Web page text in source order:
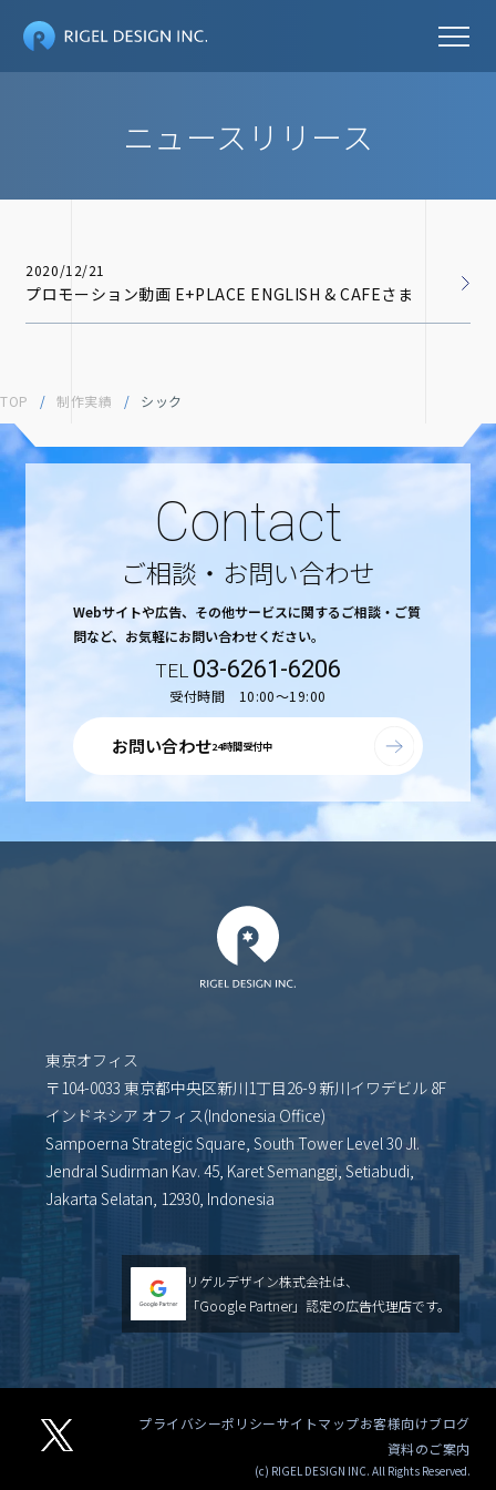
ニュースリリース
2020/12/21
プロモーション動画 E+PLACE ENGLISH & CAFEさま
TOP / 制作実績 / シック
Contact
ご相談・お問い合わせ
Webサイトや広告、その他サービスに関するご相談・ご質
問など、 お気軽にお問い合わせください。
03-6261-6206
受付時間 10:00〜19:00
お問い合わせ24時間受付中
東京オフィス
〒104-0033 東京都中央区新川1丁目26-9 新川イワデビル 8F
インドネシア オフィス(Indonesia Office)
Sampoerna Strategic Square, South Tower Level 30 Jl.
Jendral Sudirman Kav. 45, Karet Semanggi, Setiabudi,
Jakarta Selatan, 12930, Indonesia
リゲルデザイン株式会社は、
「Google Partner」認定の広告代理店です。
プライバシーポリシーサイトマップお客様向けブログ
資料のご案内
(c) RIGEL DESIGN INC. All Rights Reserved.